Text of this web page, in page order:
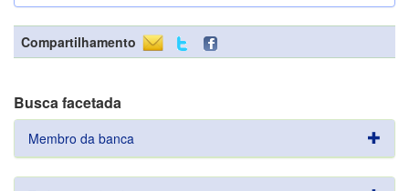
Compartilhamento
Busca facetada
Membro da banca